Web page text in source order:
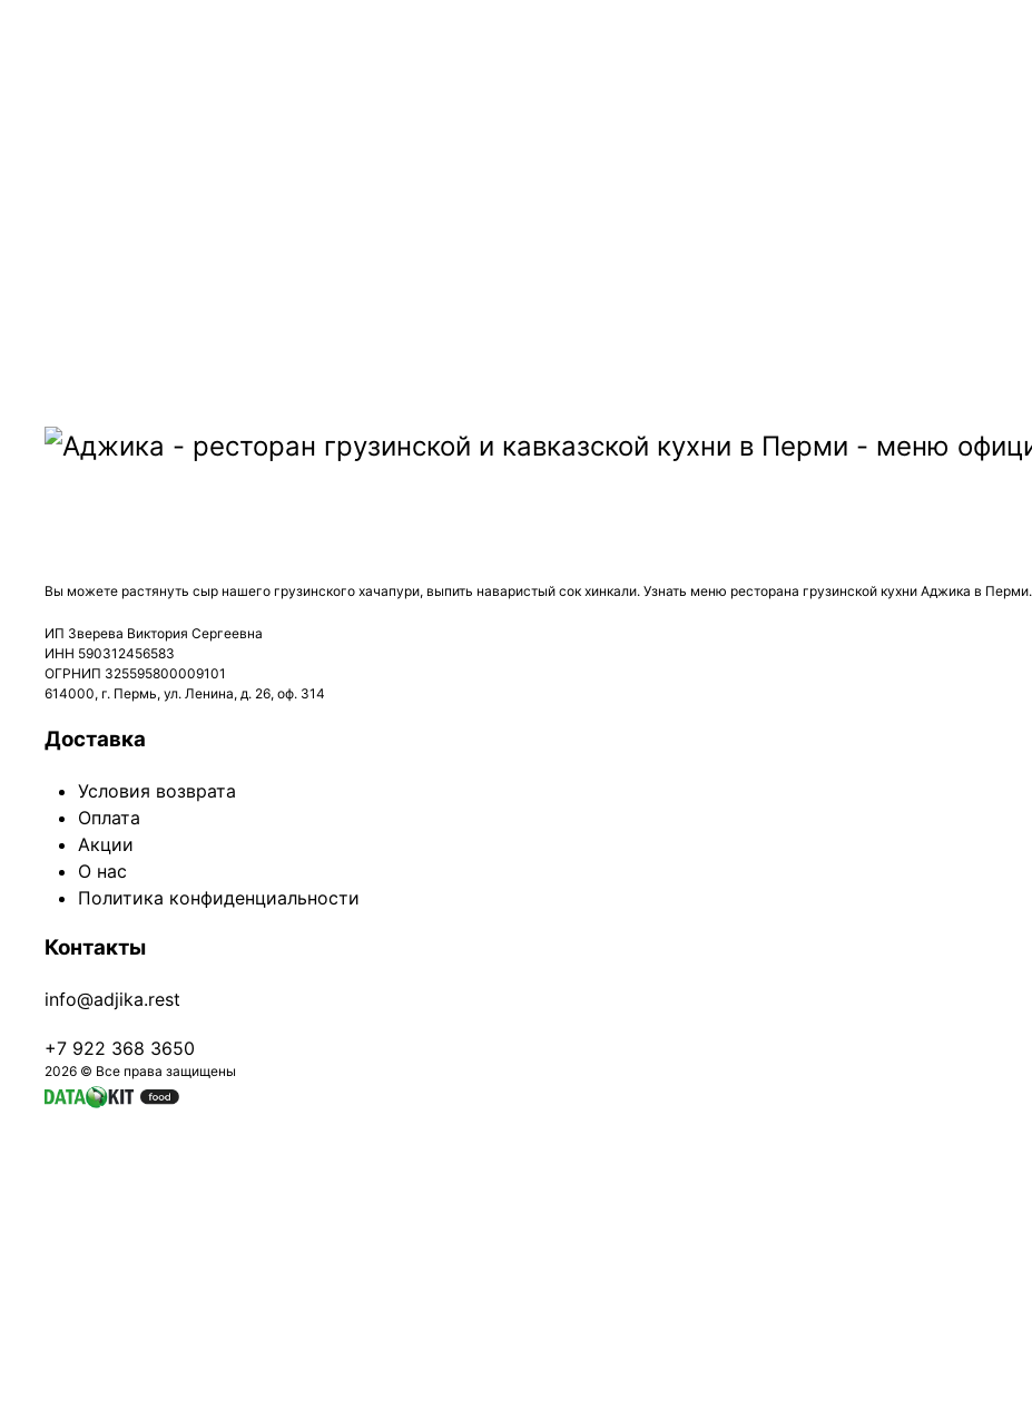
Вы можете растянуть сыр нашего грузинского хачапури, выпить наваристый сок хинкали. Узнать меню ресторана грузинской кухни Аджика в Перми.
ИП Зверева Виктория Сергеевна
ИНН 590312456583
ОГРНИП 325595800009101
614000, г. Пермь, ул. Ленина, д. 26, оф. 314
Доставка
Условия возврата
Оплата
Акции
О нас
Политика конфиденциальности
Контакты
info@adjika.rest
+7 922 368 3650
2026 © Все права защищены